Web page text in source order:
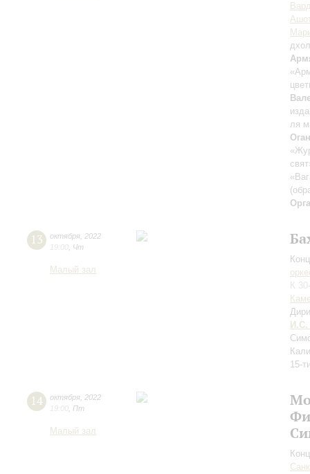
ля
13 октября 2022
19:00 Чт
Малый зал
К
И.С.
15-
14 октября 2022
19:00 Пт
Малый зал